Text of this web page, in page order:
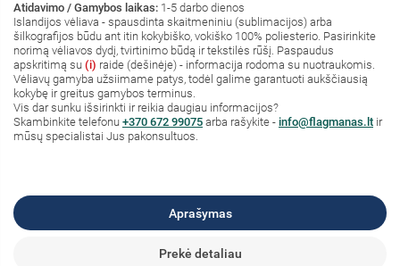
Atidavimo / Gamybos laikas: 1-5 darbo dienos
Islandijos vėliava - spausdinta skaitmeniniu (sublimacijos) arba
šilkografijos būdu ant itin kokybiško, vokiško 100% poliesterio. Pasirinkite
norimą vėliavos dydį, tvirtinimo būdą ir tekstilės rūšį. Paspaudus
apskritimą su (i) raide (dešinėje) - informacija rodoma su nuotraukomis.
Vėliavų gamyba užsiimame patys, todėl galime garantuoti aukščiausią
kokybę ir greitus gamybos terminus.
Vis dar sunku išsirinkti ir reikia daugiau informacijos?
Skambinkite telefonu +370 672 99075 arba rašykite - info@flagmanas.lt ir
mūsų specialistai Jus pakonsultuos.
Aprašymas
Prekė detaliau